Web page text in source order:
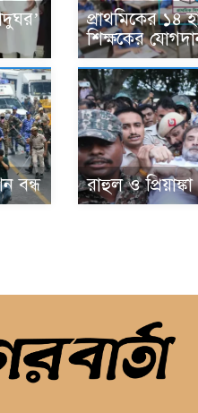
প্রাথমিকের ১৪
শিক্ষকের
বন্ধ রাহুল ও